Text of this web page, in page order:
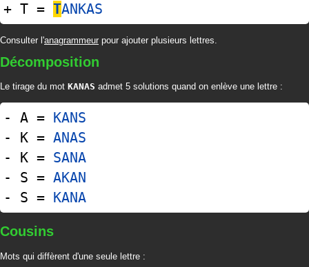
+ T = TANKAS
Consulter l'anagrammeur pour ajouter plusieurs lettres.
Décomposition
Le tirage du mot KANAS admet 5 solutions quand on enlève une lettre :
- A = KANS
- K = ANAS
- K = SANA
- S = AKAN
- S = KANA
Cousins
Mots qui diffèrent d'une seule lettre :